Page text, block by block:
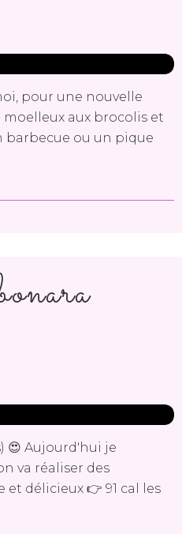
pour une nouvelle
aux brocolis et
barbecue ou un pique
😍 Aujourd'hui je
va réaliser des
délicieux 👉 91 cal les